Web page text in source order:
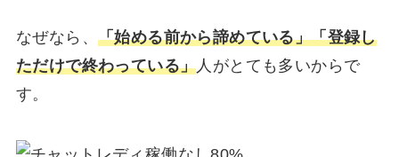
なぜなら、 「始める前から諦めている」「登録し
ただけで終わっている」 人がとても多いからで
す。